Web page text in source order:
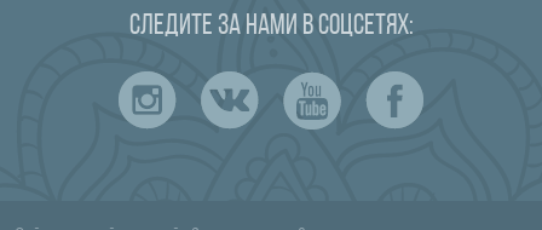
Следите за нами в соцсетях: